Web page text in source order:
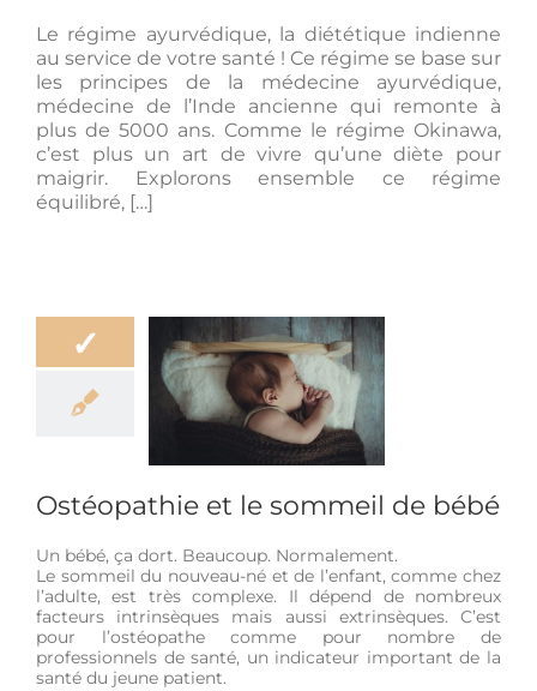
Le régime ayurvédique, la diététique indienne
au service de votre santé ! Ce régime se base sur
les principes de la médecine ayurvédique,
médecine de l’Inde ancienne qui remonte à
plus de 5000 ans. Comme le régime Okinawa,
c’est plus un art de vivre qu’une diète pour
maigrir. Explorons ensemble ce régime
équilibré, […]
✓
de bébé
Ostéopathie et le sommeil de bébé
Un bébé, ça dort. Beaucoup. Normalement.
Le sommeil du nouveau-né et de l’enfant, comme chez
l’adulte, est très complexe. Il dépend de nombreux
facteurs intrinsèques mais aussi extrinsèques. C’est
pour l’ostéopathe comme pour nombre de
professionnels de santé, un indicateur important de la
santé du jeune patient.